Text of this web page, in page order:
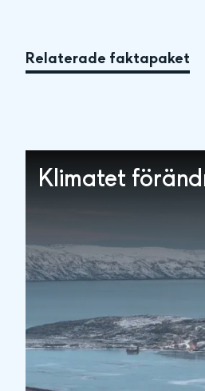
Relaterade faktapaket
Klimatet